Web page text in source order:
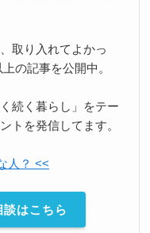
取り入れてよかっ
の記事を公開中。
続く暮らし」をテー
トを発信してます。
人？ <<
はこちら